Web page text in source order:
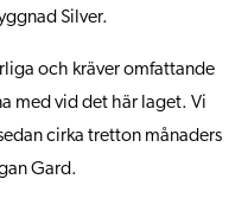
Silver.
och kräver omfattande
med vid det här laget. Vi
cirka tretton månaders
Gard.